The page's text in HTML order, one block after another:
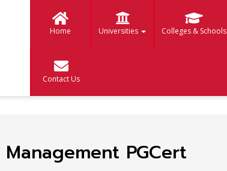
Home Universities Colleges & Schools
Contact Us
PGCert